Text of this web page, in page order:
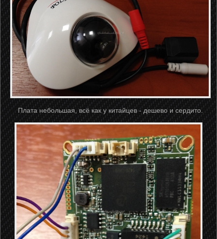
Плата небольшая, всё как у китайцев - дешево и сердито.